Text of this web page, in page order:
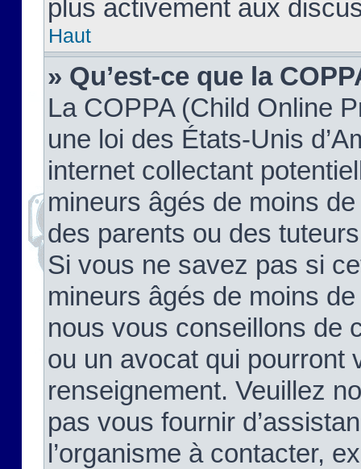
plus activement aux
Haut
» Qu’est-ce que la
La COPPA (Child Online
une loi des États-Unis
internet collectant
mineurs âgés de moins
des parents ou des
Si vous ne savez pas si
mineurs âgés de moins
nous vous conseillons de
ou un avocat qui pourront
renseignement. Veuillez
pas vous fournir
l’organisme à contacter,